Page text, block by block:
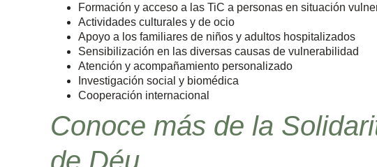
Formación y acceso a las TiC a personas en situación
Actividades culturales y de ocio
Apoyo a los familiares de niños y adultos hospitalizados
Sensibilización en las diversas causas de vulnerabilidad
Atención y acompañamiento personalizado
Investigación social y biomédica
Cooperación internacional
Conoce más de la